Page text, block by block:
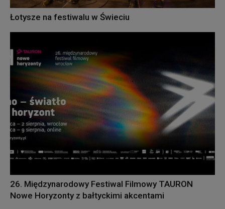
Łotysze na festiwalu w Świeciu
26. Międzynarodowy Festiwal Filmowy TAURON
Nowe Horyzonty z bałtyckimi akcentami